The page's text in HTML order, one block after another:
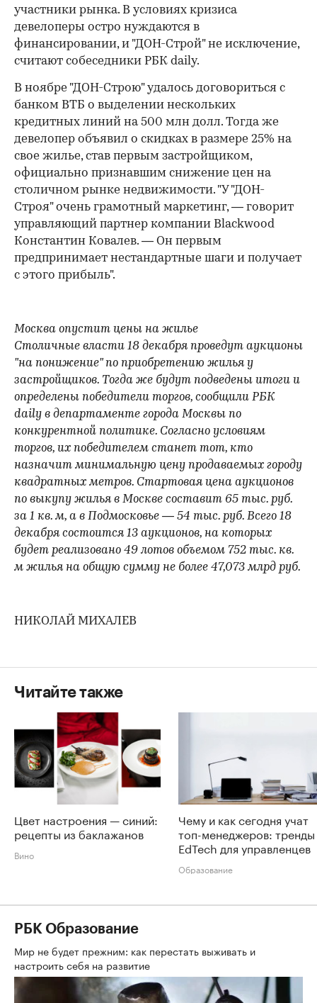
участники рынка. В условиях кризиса
девелоперы остро нуждаются в
финансировании, и "ДОН-Строй" не исключение,
считают собеседники РБК daily.
В ноябре "ДОН-Строю" удалось договориться с
банком ВТБ о выделении нескольких
кредитных линий на 500 млн долл. Тогда же
девелопер объявил о скидках в размере 25% на
свое жилье, став первым застройщиком,
официально при­знавшим снижение цен на
столичном рынке недвижимости. "У "ДОН-
Строя" очень грамотный маркетинг, — говорит
управляющий партнер компании Blackwood
Константин Ковалев. — Он первым
предпринимает нестандартные шаги и получает
с этого прибыль".
Москва опустит цены на жилье
Столичные власти 18 декабря проведут аукционы
"на понижение" по при­обретению жилья у
застройщиков. Тогда же будут подведены итоги и
определены победители торгов, сообщили РБК
daily в департаменте города Москвы по
конкурентной политике. Согласно условиям
торгов, их победителем станет тот, кто
назначит минимальную цену продаваемых городу
квадратных метров. Стартовая цена аукционов
по выкупу жилья в Москве составит 65 тыс. руб.
за 1 кв. м, а в Подмосковье — 54 тыс. руб. Всего 18
декабря состоится 13 аукционов, на которых
будет реализовано 49 лотов объемом 752 тыс. кв.
м жилья на общую сумму не более 47,073 млрд руб.
НИКОЛАЙ МИХАЛЕВ
Читайте также
Цвет настроения — синий:
рецепты из баклажанов
Вино
Чему и как сегодня учат
топ-менеджеров: тренды
EdTech для управленцев
Образование
РБК Образование
Мир не будет прежним: как перестать выживать и
настроить себя на развитие